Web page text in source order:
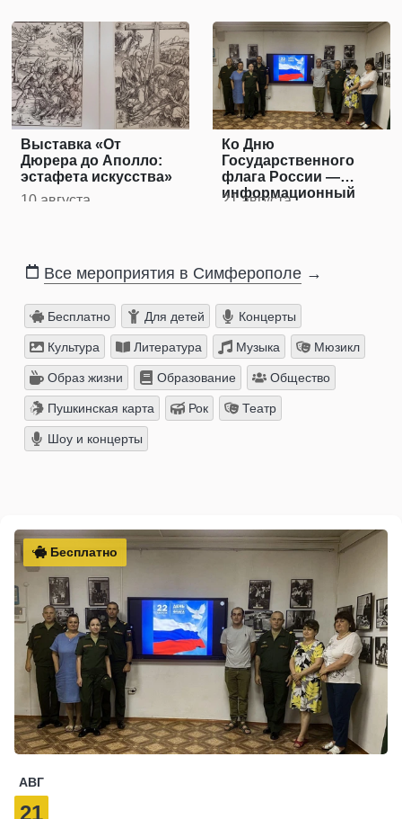
Выставка «От
Дюрера до Аполло:
эстафета искусства»
10 августа
Ко Дню
Государственного
флага России —
информационный
21 августа
Все мероприятия в Симферополе →
Бесплатно Для детей Концерты
Культура Литература Музыка Мюзикл
Образ жизни Образование Общество
Пушкинская карта Рок Театр
Шоу и концерты
Бесплатно
АВГ
21